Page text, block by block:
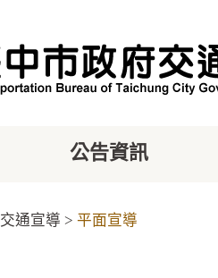
公告資訊
交通宣導 > 平面宣導